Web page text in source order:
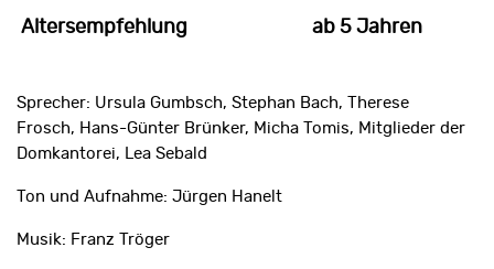
Altersempfehlung
ab 5 Jahren
Sprecher: Ursula Gumbsch, Stephan Bach, Therese
Frosch, Hans-Günter Brünker, Micha Tomis, Mitglieder der
Domkantorei, Lea Sebald
Ton und Aufnahme: Jürgen Hanelt
Musik: Franz Tröger